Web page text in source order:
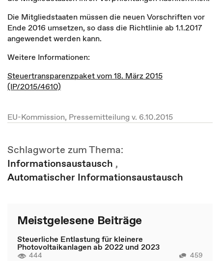
Die Mitgliedstaaten müssen die neuen Vorschriften vor
Ende 2016 umsetzen, so dass die Richtlinie ab 1.1.2017
angewendet werden kann.
Weitere Informationen:
Steuertransparenzpaket vom 18. März 2015
(IP/2015/4610)
EU-Kommission, Pressemitteilung v. 6.10.2015
Schlagworte zum Thema:
Informationsaustausch ,
Automatischer Informationsaustausch
Meistgelesene Beiträge
Steuerliche Entlastung für kleinere
Photovoltaikanlagen ab 2022 und 2023
444 459